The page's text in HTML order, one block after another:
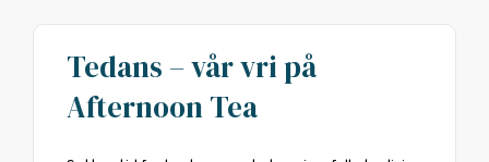
Tedans – vår vri på
Afternoon Tea